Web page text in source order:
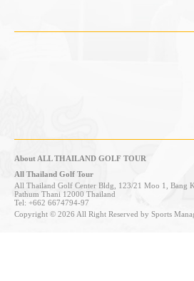
About ALL THAILAND GOLF TOUR
All Thailand Golf Tour
All Thailand Golf Center Bldg, 123/21 Moo 1, Bang
Pathum Thani 12000 Thailand
Tel: +662 6674794-97
Copyright © 2026 All Right Reserved by Sports